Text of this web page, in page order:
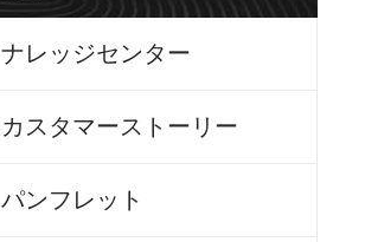
ナレッジセンター
カスタマーストーリー
パンフレット